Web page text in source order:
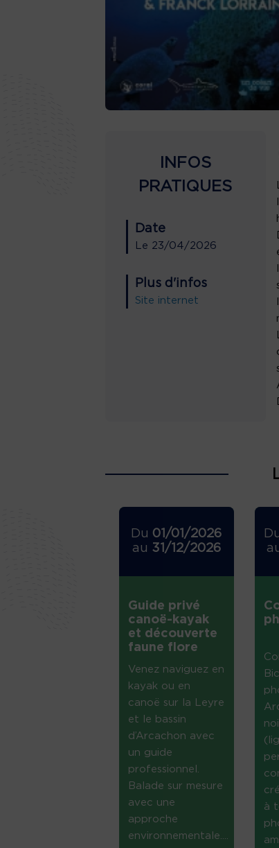
INFOS
PRATIQUES
Date
Le 23/04/2026
Plus d'infos
Site internet
Du 01/01/2026
au 31/12/2026
Guide privé
canoë-kayak
et découverte
faune flore
Venez naviguez en
kayak ou en
canoë sur la Leyre
et le bassin
d’Arcachon avec
un guide
professionnel.
Balade sur mesure
avec une
approche
environnementale....
à